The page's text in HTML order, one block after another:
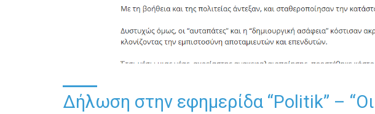
Δήλωση στην εφημερίδα “Politik” –